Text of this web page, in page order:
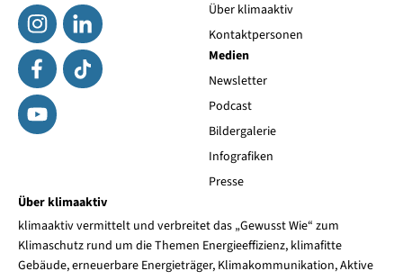
Über klimaaktiv
Kontaktpersonen
Medien
Newsletter
Podcast
Bildergalerie
Infografiken
Presse
Über klimaaktiv
klimaaktiv vermittelt und verbreitet das „Gewusst Wie“ zum
Klimaschutz rund um die Themen Energieeffizienz, klimafitte
Gebäude, erneuerbare Energieträger, Klimakommunikation, Aktive